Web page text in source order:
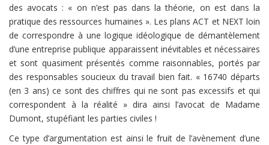
des avocats : « on n’est pas dans la théorie, on est dans la
pratique des ressources humaines ». Les plans ACT et NEXT loin
de correspondre à une logique idéologique de démantèlement
d’une entreprise publique apparaissent inévitables et nécessaires
et sont quasiment présentés comme raisonnables, portés par
des responsables soucieux du travail bien fait. « 16740 départs
(en 3 ans) ce sont des chiffres qui ne sont pas excessifs et qui
correspondent à la réalité » dira ainsi l’avocat de Madame
Dumont, stupéfiant les parties civiles !
Ce type d’argumentation est ainsi le fruit de l’avènement d’une